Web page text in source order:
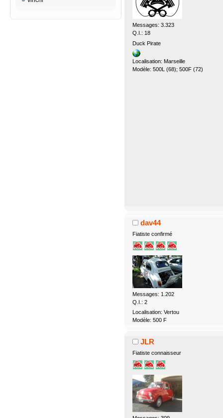
Messages: 3.323
Q.I.: 18
Duck Pirate
Localisation: Marseille
Modèle: 500L (68); 500F (72)
dav44
Fiatiste confirmé
Messages: 1.202
Q.I.: 2
Localisation: Vertou
Modèle: 500 F
JLR
Fiatiste connaisseur